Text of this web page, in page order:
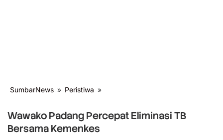
SumbarNews » Peristiwa »
Percepat
Eliminasi
Wawako Padang Percepat Eliminasi TB
Bersama Kemenkes